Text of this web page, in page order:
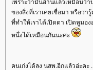
เพราะว่ามันอ่านแล้วเหมือนว่า
ของสิ่งที่เราเคยเชื่อมา หรือว่า
ที่ทำให้เราได้เปิดตา เปิดหูมอ
หนึ่งได้เหมือนกันนะค่ะ
คนเก่งได้ลง นสพ.อีกแล้วอ่ะคะ